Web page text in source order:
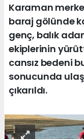
Karaman
baraj gölünde
genç, balık
ekiplerinin
cansız bedeni
sonucunda
çıkarıldı.